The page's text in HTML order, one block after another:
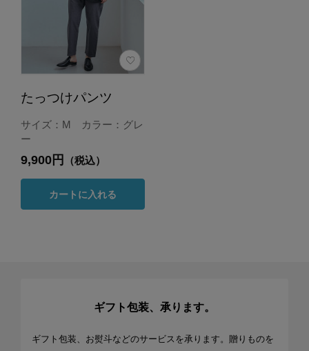
たっつけパンツ
サイズ：M カラー：グレ
ー
9,900円 （税込）
カートに入れる
ギフト包装、承ります。
ギフト包装、お熨斗などのサービスを承ります。贈りものを